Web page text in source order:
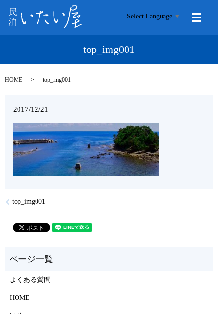
Select Language ▼
メニ
top_img001
HOME top_img001
2017/12/21
top_img001
よくある質問
HOME